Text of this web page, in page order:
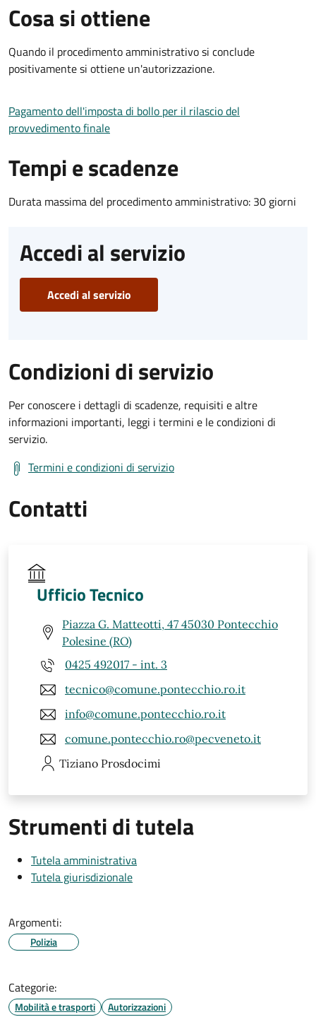
Cosa si ottiene
Quando il procedimento amministrativo si conclude
positivamente si ottiene un'autorizzazione.
Pagamento dell'imposta di bollo per il rilascio del
provvedimento finale
Tempi e scadenze
Durata massima del procedimento amministrativo: 30 giorni
Accedi al servizio
Accedi al servizio
Condizioni di servizio
Per conoscere i dettagli di scadenze, requisiti e altre
informazioni importanti, leggi i termini e le condizioni di
servizio.
Termini e condizioni di servizio
Contatti
Ufficio Tecnico
Piazza G. Matteotti, 47 45030 Pontecchio
Polesine (RO)
0425 492017 - int. 3
tecnico@comune.pontecchio.ro.it
info@comune.pontecchio.ro.it
comune.pontecchio.ro@pecveneto.it
Tiziano Prosdocimi
Strumenti di tutela
Tutela amministrativa
Tutela giurisdizionale
Argomenti:
Polizia
Categorie:
Mobilità e trasporti Autorizzazioni